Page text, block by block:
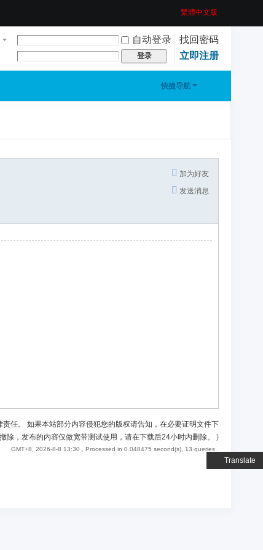
Translate
繁體中文版
自动登录
找回密码
登录 立即注册
快捷导航
加为好友
发送消息
任。 如果本站部分内容侵犯您的版权请告知，在必要证明文件下
除，发布的内容仅做宽带测试使用，请在下载后24小时内删除。
)
GMT+8, 2026-8-8 13:30 , Processed in 0.048475 second(s), 13 queries .